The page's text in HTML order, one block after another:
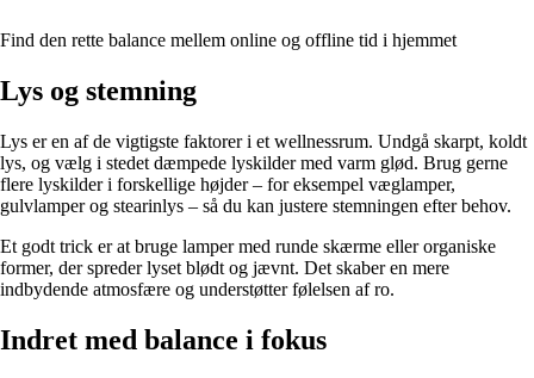
Find den rette balance mellem online og offline tid i hjemmet
Lys og stemning
Lys er en af de vigtigste faktorer i et wellnessrum. Undgå skarpt, koldt
lys, og vælg i stedet dæmpede lyskilder med varm glød. Brug gerne
flere lyskilder i forskellige højder – for eksempel væglamper,
gulvlamper og stearinlys – så du kan justere stemningen efter behov.
Et godt trick er at bruge lamper med runde skærme eller organiske
former, der spreder lyset blødt og jævnt. Det skaber en mere
indbydende atmosfære og understøtter følelsen af ro.
Indret med balance i fokus